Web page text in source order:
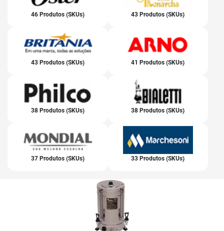
46 Produtos (SKUs) 43 Produtos (SKUs)
43 Produtos (SKUs) 41 Produtos (SKUs)
38 Produtos (SKUs) 38 Produtos (SKUs)
37 Produtos (SKUs) 33 Produtos (SKUs)